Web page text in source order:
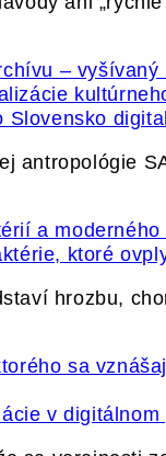
antropológie
ktoré
hrozbu,
v digitálnom